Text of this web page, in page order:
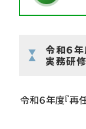
令和６
実務研
令和６年度『再